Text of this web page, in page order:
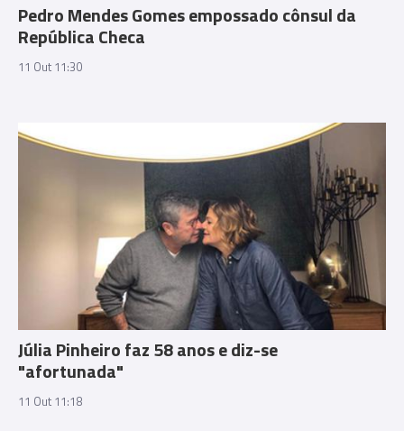
Pedro Mendes Gomes empossado cônsul da
República Checa
11 Out 11:30
Júlia Pinheiro faz 58 anos e diz-se
"afortunada"
11 Out 11:18